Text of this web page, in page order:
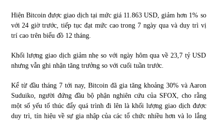
Hiện Bitcoin được giao dịch tại mức giá 11.863 USD, giảm hơn 1% so
với 24 giờ trước, tiếp tục đạt mức cao trong 7 ngày qua và duy trì vị
trí cao trên biểu đồ 12 tháng.
Khối lượng giao dịch giảm nhẹ so với ngày hôm qua về 23,7 tỷ USD
nhưng vẫn ghi nhận tăng trưởng so với cuối tuần trước.
Kể từ đầu tháng 7 tới nay, Bitcoin đã gia tăng khoảng 30% và Aaron
Suduiko, người đứng đầu bộ phận nghiên cứu của SFOX, cho rằng
một số yếu tố thúc đẩy quá trình đi lên là khối lượng giao dịch được
duy trì, tín hiệu về sự gia nhập của các tổ chức nhiều hơn và lo lắng